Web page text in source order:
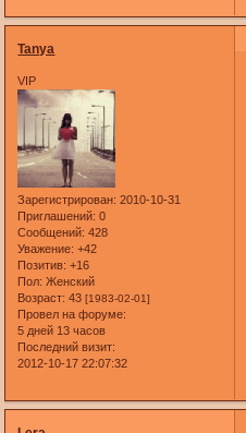
Tanya
VIP
Зарегистрирован: 2010-10-31
Приглашений: 0
Сообщений: 428
Уважение: +42
Позитив: +16
Пол: Женский
Возраст: 43[1983-02-01]
Провел на форуме:
5 дней 13 часов
Последний визит:
2012-10-17 22:07:32